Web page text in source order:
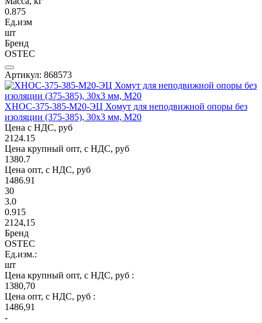
0.875
Ед.изм
шт
Бренд
OSTEC
Артикул: 868573
ХНОС-375-385-М20-ЭЦ Хомут для неподвижной опоры без
изоляции (375-385), 30х3 мм, М20
Цена с НДС, руб
2124.15
Цена крупный опт, с НДС, руб
1380.7
Цена опт, с НДС, руб
1486.91
30
3.0
0.915
2124,15
Бренд
OSTEC
Ед.изм.:
шт
Цена крупный опт, с НДС, руб :
1380,70
Цена опт, с НДС, руб :
1486,91
-